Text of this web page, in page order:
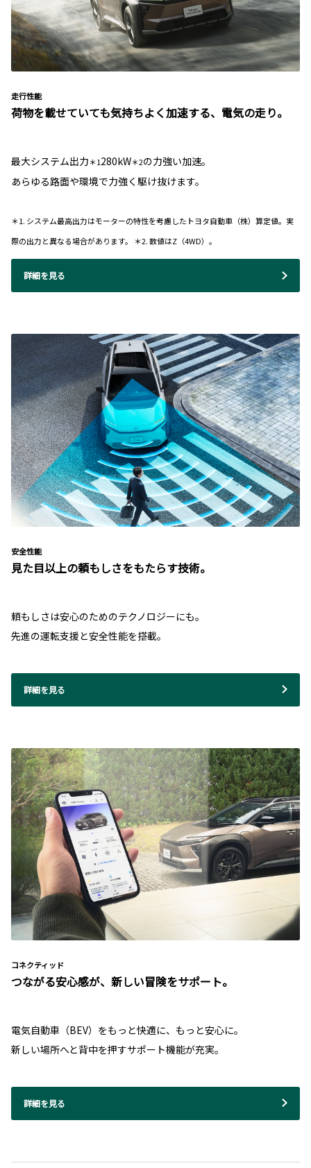
走行性能
荷物を載せていても気持ちよく加速する、電気の走り。
最大システム出力＊1280kW＊2の力強い加速。
あらゆる路面や環境で力強く駆け抜けます。
＊1. システム最高出力はモーターの特性を考慮したトヨタ自動車（株）算定値。実
際の出力と異なる場合があります。 ＊2. 数値はZ（4WD）。
詳細を見る
安全性能
見た目以上の頼もしさをもたらす技術。
頼もしさは安心のためのテクノロジーにも。
先進の運転支援と安全性能を搭載。
詳細を見る
コネクティッド
つながる安心感が、新しい冒険をサポート。
電気自動車（BEV）をもっと快適に、もっと安心に。
新しい場所へと背中を押すサポート機能が充実。
詳細を見る